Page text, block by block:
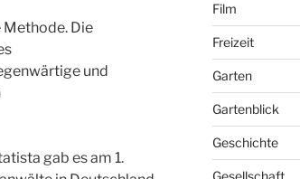
Die
und
gab es am 1.
Film
Freizeit
Garten
Gartenblick
Geschichte